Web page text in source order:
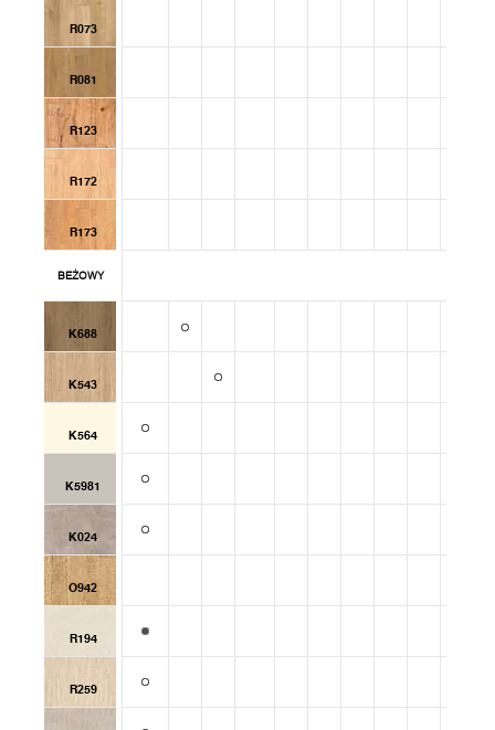
R073
R081
R123
R172
R173
BEŻOWY
K688
K543
K564
K5981
K024
O942
R194
R259